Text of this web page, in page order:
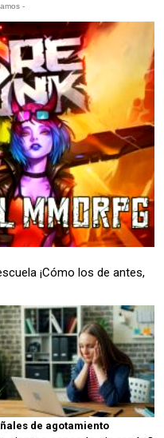
-
¡Cómo los de antes,
de agotamiento